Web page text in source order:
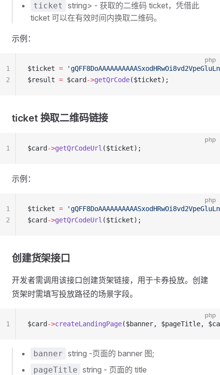
ticket
string> - 获取的二维码 ticket，凭借此
ticket 可以在有效时间内换取二维码。
示例：
php
$ticket =
$result = $card ->getQrCode($ticket);
1
2
ticket 换取二维码链接
php
$card ->getQrCodeUrl ($ticket);
1
示例：
php
$ticket =
$card ->getQrCodeUrl ($ticket);
1
2
创建货架接口
开发者需调用该接口创建货架链接，用于卡券投放。创建
货架时需填写投放路径的场景字段。
php
$card ->createLandingPage($banner, $pageTitle,
1
banner string -页面的 banner 图;
pageTitle string - 页面的 title